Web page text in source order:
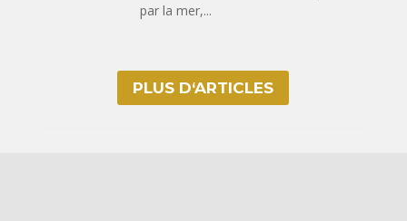
par la mer,...
PLUS D‘ARTICLES